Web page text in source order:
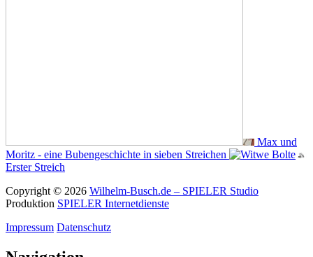
Max und
Moritz - eine Bubengeschichte in sieben Streichen
Erster Streich
Copyright © 2026 Wilhelm-Busch.de – SPIELER Studio
Produktion SPIELER Internetdienste
Impressum Datenschutz